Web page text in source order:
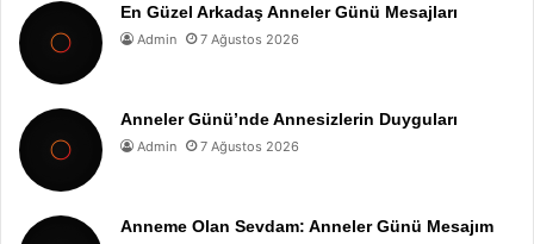
En Güzel Arkadaş Anneler Günü Mesajları
Admin 7 Ağustos 2026
Anneler Günü’nde Annesizlerin Duyguları
Admin 7 Ağustos 2026
Anneme Olan Sevdam: Anneler Günü Mesajım